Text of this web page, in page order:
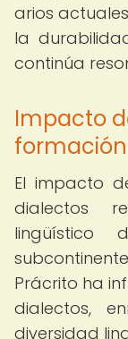
arios
la
continúa
Impacto
El impacto
dialectos
lingüístico
Prácrito ha
dialectos,
diversidad